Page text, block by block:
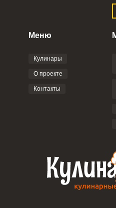
Отправляя эту форму, вы
соглашением
Меню
Кулинары
О проекте
Контакты